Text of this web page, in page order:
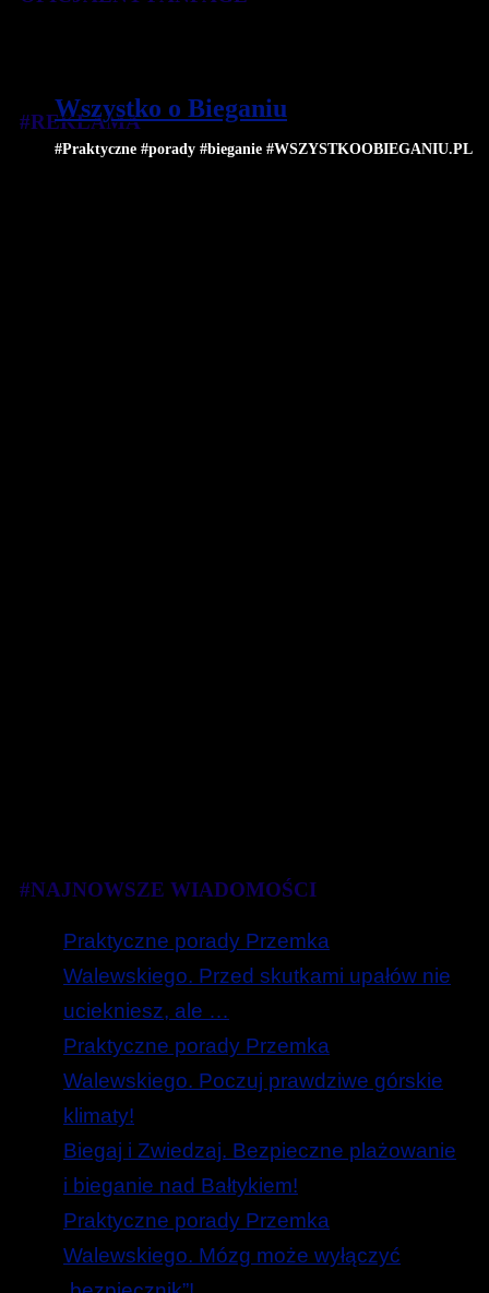
Wszystko o Bieganiu
#Praktyczne #porady #bieganie #WSZYSTKOOBIEGANIU.PL
#REKLAMA
#NAJNOWSZE WIADOMOŚCI
Praktyczne porady Przemka
Walewskiego. Przed skutkami upałów nie
uciekniesz, ale …
Praktyczne porady Przemka
Walewskiego. Poczuj prawdziwe górskie
klimaty!
Biegaj i Zwiedzaj. Bezpieczne plażowanie
i bieganie nad Bałtykiem!
Praktyczne porady Przemka
Walewskiego. Mózg może wyłączyć